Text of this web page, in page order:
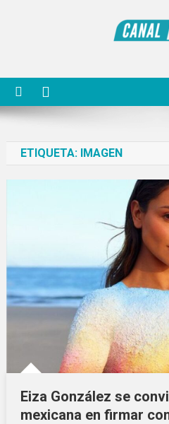
ETIQUETA: IMAGEN
Eiza González se
mexicana en firmar